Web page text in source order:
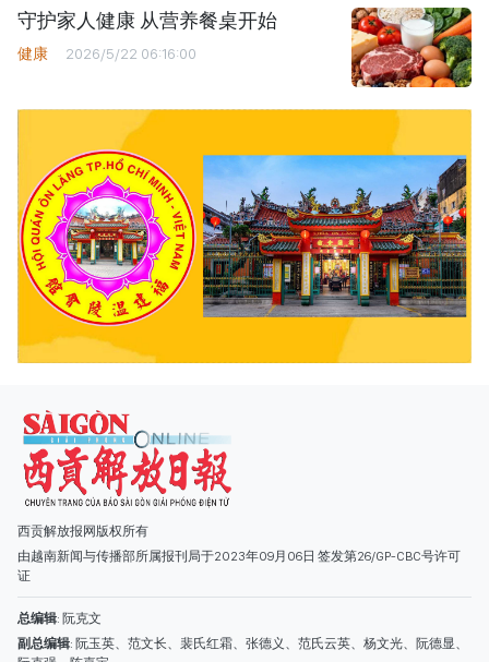
守护家人健康 从营养餐桌开始
健康 2026/5/22 06:16:00
西贡解放报网版权所有
由越南新闻与传播部所属报刊局于2023年09月06日 签发第26/GP-CBC号许可
证
副总编辑: 阮玉英、范文长、裴氏红霜、张德义、范氏云英、杨文光、阮德显、
阮克强、陈嘉宝
主编: 阮玉英
社址: 胡志明市棋盘坊阮氏明开街432-434号
总台: (028) 39294091 - 转 060
热线: 096.558.1888
编辑部: (028) 39294092 - 转 060
电子信箱
广告部
(028) 38334185
quangcaohoavan09@gmail.com;